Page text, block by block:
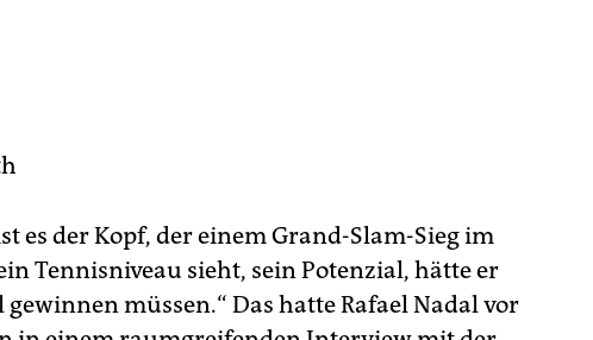
es der Kopf, der einem Grand-Slam-Sieg im
Tennisniveau sieht, sein Potenzial, hätte er
müssen.“ Das hatte Rafael Nadal vor